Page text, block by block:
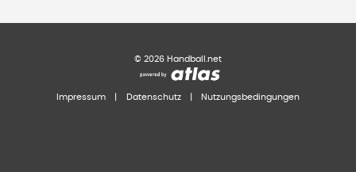
© 2026 Handball.net
Impressum Datenschutz Nutzungsbedingungen